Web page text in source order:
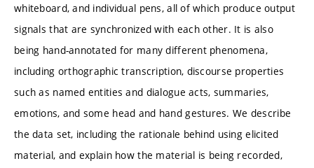
whiteboard, and individual pens, all of which produce output
signals that are synchronized with each other. It is also
being hand-annotated for many different phenomena,
including orthographic transcription, discourse properties
such as named entities and dialogue acts, summaries,
emotions, and some head and hand gestures. We describe
the data set, including the rationale behind using elicited
material, and explain how the material is being recorded,